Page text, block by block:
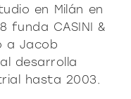
materioteca
en Milán en
funda CASINI &
a Jacob
desarrolla
hasta 2003.